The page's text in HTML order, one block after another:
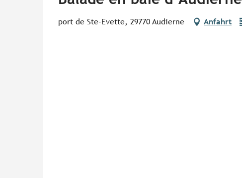
port de Ste-Evette, 29770 Audierne Anfahrt